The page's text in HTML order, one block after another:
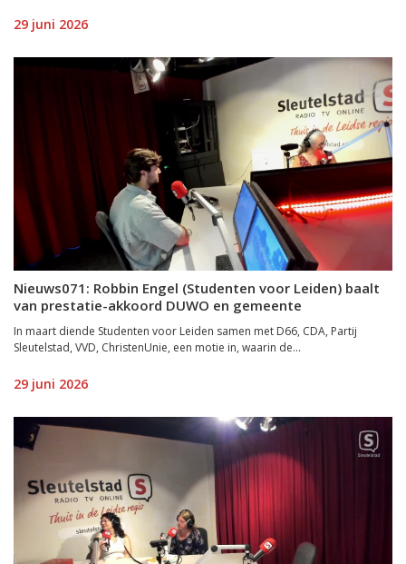
29 juni 2026
Nieuws071: Robbin Engel (Studenten voor Leiden) baalt
van prestatie-akkoord DUWO en gemeente
In maart diende Studenten voor Leiden samen met D66, CDA, Partij
Sleutelstad, VVD, ChristenUnie, een motie in, waarin de...
29 juni 2026